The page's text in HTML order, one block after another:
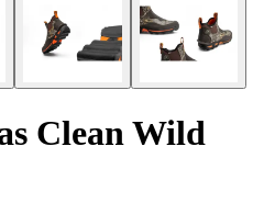
Clean Wild